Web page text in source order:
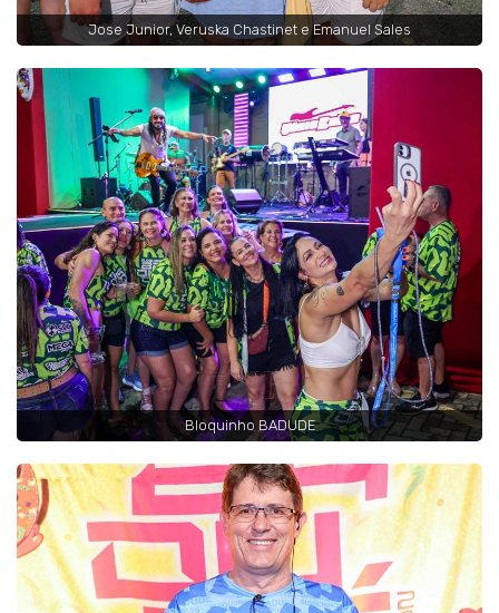
Jose Junior, Veruska Chastinet e Emanuel Sales
Bloquinho BADUDE